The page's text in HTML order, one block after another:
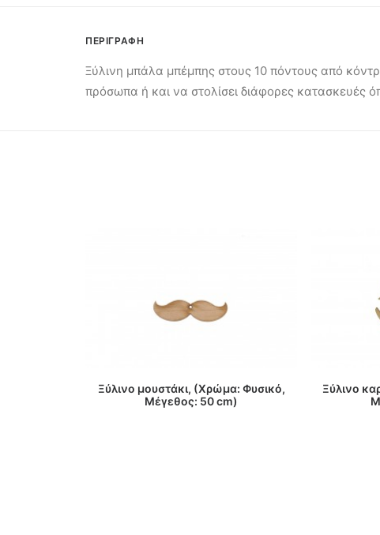
ΠΕΡΙΓΡΑΦΗ
Ξύλινη μπάλα μπέμπης στους 10 πόντους από
πρόσωπα ή και να στολίσει διάφορες κατασκευές
ΔΙΑΒΑΣΤΕ ΠΕΡΙΣΣΟΤΕΡΑ
Ξύλινο μουστάκι, (Χρώμα: Φυσικό,
Μέγεθος: 50 cm)
Ξύλινο